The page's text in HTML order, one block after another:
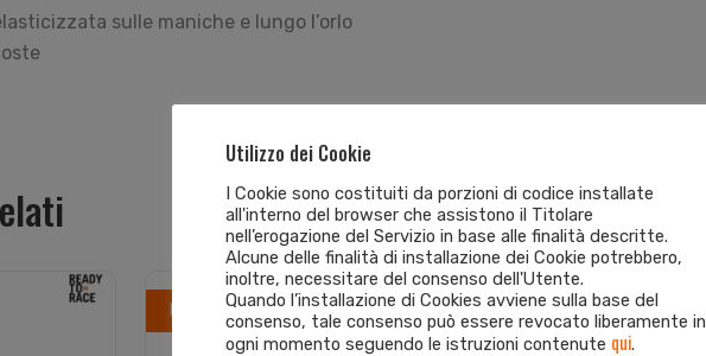
sulle maniche e lungo l’orlo
In offerta!
Utilizzo dei Cookie
I Cookie sono costituiti da porzioni di codice installate
all'interno del browser che assistono il Titolare
nell’erogazione del Servizio in base alle finalità descritte.
Alcune delle finalità di installazione dei Cookie potrebbero,
inoltre, necessitare del consenso dell'Utente.
Quando l’installazione di Cookies avviene sulla base del
consenso, tale consenso può essere revocato liberamente in
ogni momento seguendo le istruzioni contenute qui.